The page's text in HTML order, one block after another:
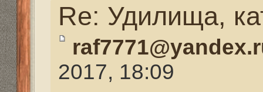
Re: Удилища,
Mikhalich» 04 сен 2017,
Сазан на Волге был